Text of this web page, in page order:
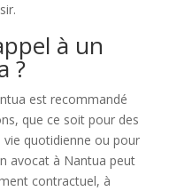
à un
?
est recommandé
que ce soit pour des
quotidienne ou pour
avocat à Nantua peut
contractuel, à